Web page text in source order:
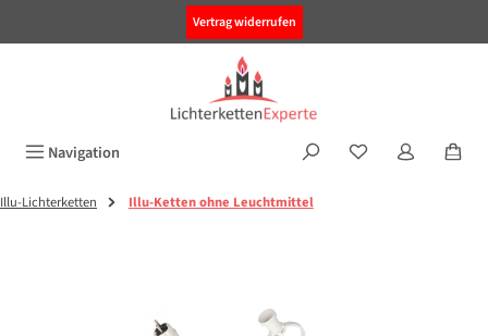
Vertrag widerrufen
Navigation
Illu-Lichterketten Illu-Ketten ohne Leuchtmittel